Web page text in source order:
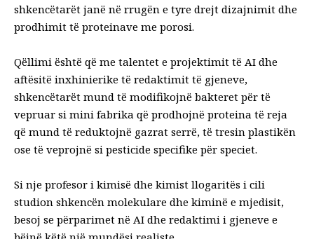
shkencëtarët janë në rrugën e tyre drejt dizajnimit dhe
prodhimit të proteinave me porosi.
Qëllimi është që me talentet e projektimit të AI dhe
aftësitë inxhinierike të redaktimit të gjeneve,
shkencëtarët mund të modifikojnë bakteret për të
vepruar si mini fabrika që prodhojnë proteina të reja
që mund të reduktojnë gazrat serrë, të tresin plastikën
ose të veprojnë si pesticide specifike për speciet.
Si nje profesor i kimisë dhe kimist llogaritës i cili
studion shkencën molekulare dhe kiminë e mjedisit,
besoj se përparimet në AI dhe redaktimi i gjeneve e